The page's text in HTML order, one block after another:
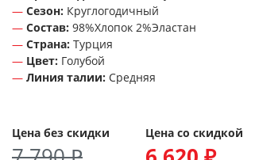
Сезон: Круглогодичный
Состав: 98%Хлопок 2%Эластан
Страна: Турция
Цвет: Голубой
Линия талии: Средняя
Цена без скидки Цена со скидкой